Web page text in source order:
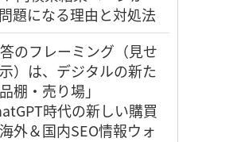
題になる理由と対処法
のフレーミング（見せ
）は、デジタルの新た
棚・売り場」
時代の新しい購買
外＆国内SEO情報ウォ